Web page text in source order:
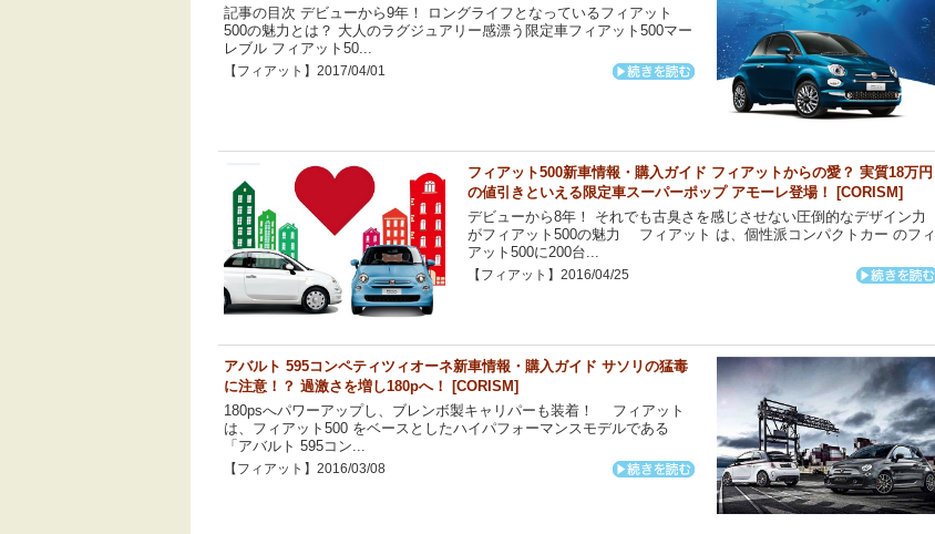
記事の目次 デビューから9年！ ロングライフとなっているフィアット
500の魅力とは？ 大人のラグジュアリー感漂う限定車フィアット500マー
レブル フィアット50...
【フィアット】2017/04/01
フィアット500新車情報・購入ガイド フィアットからの愛？ 実質18万円
の値引きといえる限定車スーパーポップ アモーレ登場！ [CORISM]
デビューから8年！ それでも古臭さを感じさせない圧倒的なデザイン力
がフィアット500の魅力 フィアット は、個性派コンパクトカー のフィ
アット500に200台...
【フィアット】2016/04/25
アバルト 595コンペティツィオーネ新車情報・購入ガイド サソリの猛毒
に注意！？ 過激さを増し180pへ！ [CORISM]
180psへパワーアップし、ブレンボ製キャリパーも装着！ フィアット
は、フィアット500 をベースとしたハイパフォーマンスモデルである
「アバルト 595コン...
【フィアット】2016/03/08